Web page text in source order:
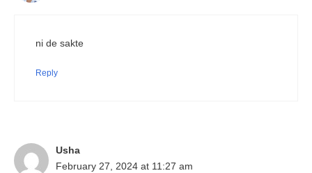
ni de sakte
Reply
Usha
February 27, 2024 at 11:27 am